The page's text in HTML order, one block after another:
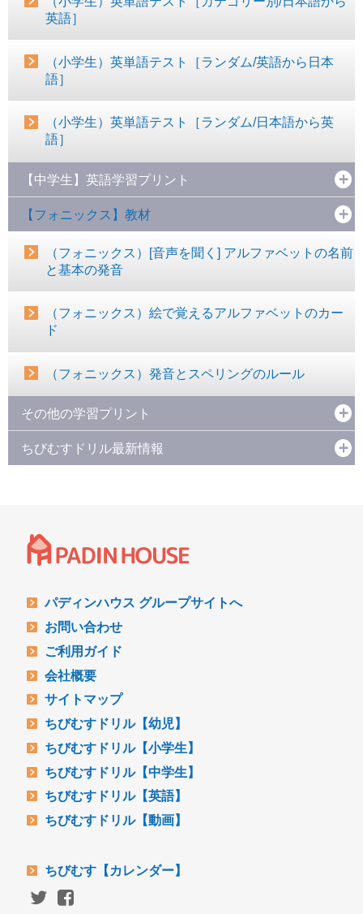
英語］
（小学生）英単語テスト［ランダム/英語から日本
語］
（小学生）英単語テスト［ランダム/日本語から英
語］
【中学生】英語学習プリント
【フォニックス】教材
（フォニックス）[音声を聞く] アルファベットの名前
と基本の発音
（フォニックス）絵で覚えるアルファベットのカー
ド
（フォニックス）発音とスペリングのルール
その他の学習プリント
ちびむすドリル最新情報
パディンハウス グループサイトへ
お問い合わせ
ご利用ガイド
会社概要
サイトマップ
ちびむすドリル【幼児】
ちびむすドリル【小学生】
ちびむすドリル【中学生】
ちびむすドリル【英語】
ちびむすドリル【動画】
ちびむす【カレンダー】